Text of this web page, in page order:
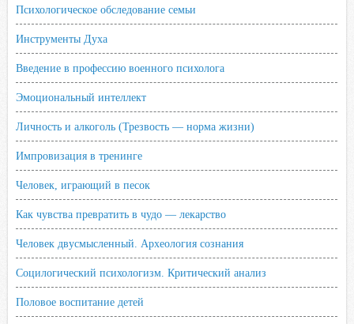
Психологическое обследование семьи
Инструменты Духа
Введение в профессию военного психолога
Эмоциональный интеллект
Личность и алкоголь (Трезвость — норма жизни)
Импровизация в тренинге
Человек, играющий в песок
Как чувства превратить в чудо — лекарство
Человек двусмысленный. Археология сознания
Социлогический психологизм. Критический анализ
Половое воспитание детей